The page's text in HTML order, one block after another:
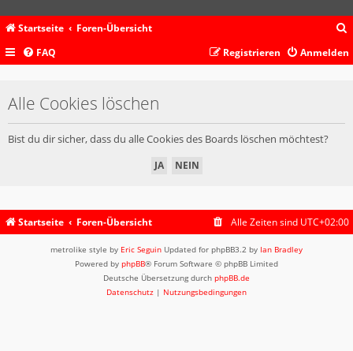
Startseite Foren-Übersicht
c
FAQ Anmelden
Registrieren
Alle Cookies löschen
Bist du dir sicher, dass du alle Cookies des Boards löschen möchtest?
Startseite Foren-Übersicht Alle Zeiten sind UTC+02:00
metrolike style by Eric Seguin Updated for phpBB3.2 by Ian Bradley
Powered by phpBB® Forum Software © phpBB Limited
Deutsche Übersetzung durch phpBB.de
Datenschutz | Nutzungsbedingungen